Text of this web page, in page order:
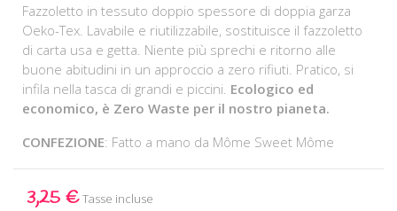
Fazzoletto in tessuto doppio spessore di doppia garza
Oeko-Tex. Lavabile e riutilizzabile, sostituisce il fazzoletto
di carta usa e getta. Niente più sprechi e ritorno alle
buone abitudini in un approccio a zero rifiuti. Pratico, si
infila nella tasca di grandi e piccini. Ecologico ed
economico, è Zero Waste per il nostro pianeta.
CONFEZIONE: Fatto a mano da Môme Sweet Môme
3,25 €Tasse incluse